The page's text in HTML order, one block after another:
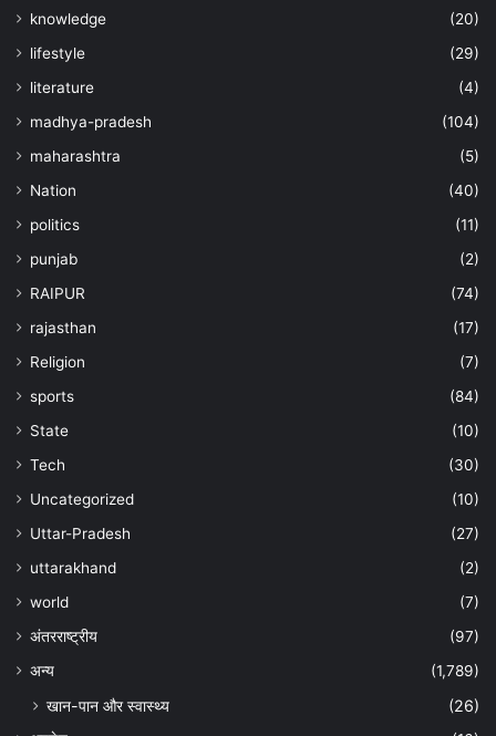
knowledge
(20)
lifestyle
(29)
literature
(4)
madhya-pradesh
(104)
maharashtra
(5)
Nation
(40)
politics
(11)
punjab
(2)
RAIPUR
(74)
rajasthan
(17)
Religion
(7)
sports
(84)
State
(10)
Tech
(30)
Uncategorized
(10)
Uttar-Pradesh
(27)
uttarakhand
(2)
world
(7)
अंतरराष्ट्रीय
(97)
अन्‍य
(1,789)
खान-पान और स्वास्थ्य (26)